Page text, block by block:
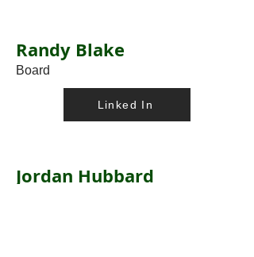
Randy Blake
Board
Linked In
Jordan Hubbard